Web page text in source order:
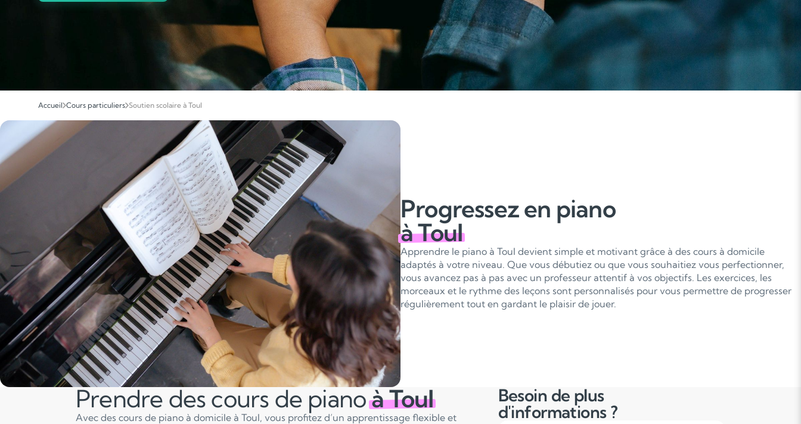
Accueil Cours particuliers Soutien scolaire à Toul
Progressez en piano
à Toul
Apprendre le piano à Toul devient simple et motivant grâce à des cours à domicile
adaptés à votre niveau. Que vous débutiez ou que vous souhaitiez vous perfectionner,
vous avancez pas à pas avec un professeur attentif à vos objectifs. Les exercices, les
morceaux et le rythme des leçons sont personnalisés pour vous permettre de progresser
régulièrement tout en gardant le plaisir de jouer.
Prendre des cours de pianoà Toul
Avec des cours de piano à domicile à Toul, vous profitez d’un apprentissage flexible et
Besoin de plus
d'informations ?